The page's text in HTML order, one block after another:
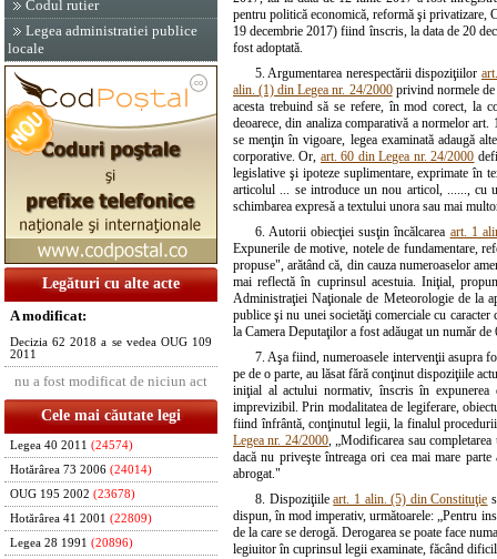
Codul rutier
Legea administratiei publice
locale
Legături cu alte acte
A modificat:
Decizia 62 2018 a se vedea OUG 109
2011
nu a fost modificat de niciun act
Cele mai căutate legi
Legea 40 2011 (24574)
Hotărârea 73 2006 (24014)
OUG 195 2002 (23678)
Hotărârea 41 2001 (22809)
Legea 28 1991 (20896)
pentru politică economică, reformă şi
19 decembrie 2017) fiind înscris, la data de 20
fost adoptată.
5. Argumentarea nerespectării dispoziţiilor
alin. (1) din Legea nr. 24/2000privind normele de
acesta trebuind să se refere, în mod corect, la
deoarece, din analiza comparativă a normelor
se menţin în vigoare, legea examinată adaugă
corporative. Or, art. 60 din Legea nr. 24/2000
legislative şi ipoteze suplimentare, exprimate în
articolul ... se introduce un nou articol, ......, cu
schimbarea expresă a textului unora sau mai
6. Autorii obiecţiei susţin încălcarea art. 1
Expunerile de motive, notele de fundamentare,
propuse", arătând că, din cauza numeroaselor
mai reflectă în cuprinsul acestuia. Iniţial,
Administraţiei Naţionale de Meteorologie de la
publice şi nu unei societăţi comerciale cu
la Camera Deputaţilor a fost adăugat un număr
7. Aşa fiind, numeroasele intervenţii asupra
pe de o parte, au lăsat fără conţinut dispoziţiile
iniţial al actului normativ, înscris în
imprevizibil. Prin modalitatea de legiferare,
fiind înfrântă, conţinutul legii, la finalul procedurii
Legea nr. 24/2000, „Modificarea sau completarea
dacă nu priveşte întreaga ori cea mai mare
abrogat."
8. Dispoziţiileart. 1 alin. (5) din Constituţie
dispun, în mod imperativ, următoarele: „Pentru
de la care se derogă. Derogarea se poate face
legiuitor în cuprinsul legii examinate, făcând